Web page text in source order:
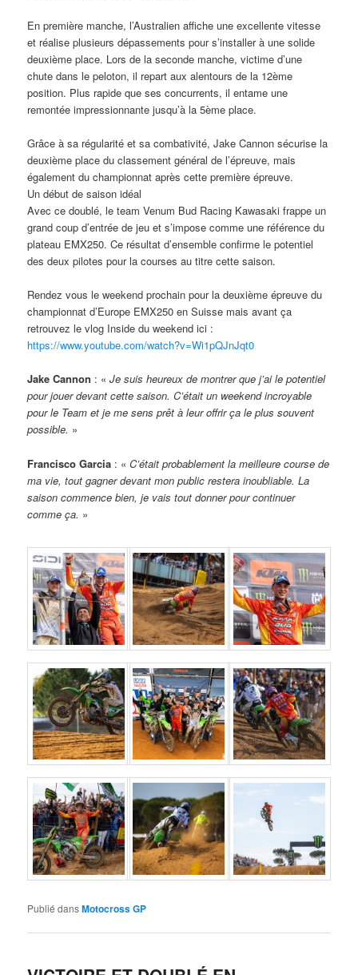
En première manche, l’Australien affiche une excellente vitesse
et réalise plusieurs dépassements pour s’installer à une solide
deuxième place. Lors de la seconde manche, victime d’une
chute dans le peloton, il repart aux alentours de la 12ème
position. Plus rapide que ses concurrents, il entame une
remontée impressionnante jusqu’à la 5ème place.
Grâce à sa régularité et sa combativité, Jake Cannon sécurise la
deuxième place du classement général de l’épreuve, mais
également du championnat après cette première épreuve.
Un début de saison idéal
Avec ce doublé, le team Venum Bud Racing Kawasaki frappe un
grand coup d’entrée de jeu et s’impose comme une référence du
plateau EMX250. Ce résultat d’ensemble confirme le potentiel
des deux pilotes pour la courses au titre cette saison.
Rendez vous le weekend prochain pour la deuxième épreuve du
championnat d’Europe EMX250 en Suisse mais avant ça
retrouvez le vlog Inside du weekend ici :
https://www.youtube.com/watch?v=Wi1pQJnJqt0
Jake Cannon : «Je suis heureux de montrer que j’ai le potentiel
pour jouer devant cette saison. C’était un weekend incroyable
pour le Team et je me sens prêt à leur offrir ça le plus souvent
possible. »
Francisco Garcia : «C’était probablement la meilleure course de
ma vie, tout gagner devant mon public restera inoubliable. La
saison commence bien, je vais tout donner pour continuer
comme ça. »
Publié dansMotocross GP